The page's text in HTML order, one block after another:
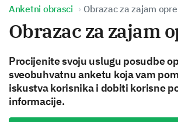
Anketni obrasci Obrazac za zajam
Obrazac za zajam
Procijenite svoju uslugu posudbe
sveobuhvatnu anketu koja vam
iskustva korisnika i dobiti korisne
informacije.